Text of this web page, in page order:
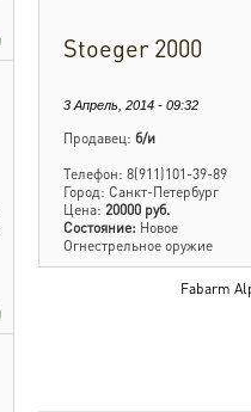
Stoeger 2000
3 Апрель, 2014 - 09:32
Продавец: б/и
Телефон: 8(911)101-39-89
Город: Санкт-Петербург
Цена: 20000 руб.
Состояние: Новое
Огнестрельное оружие
Fabarm